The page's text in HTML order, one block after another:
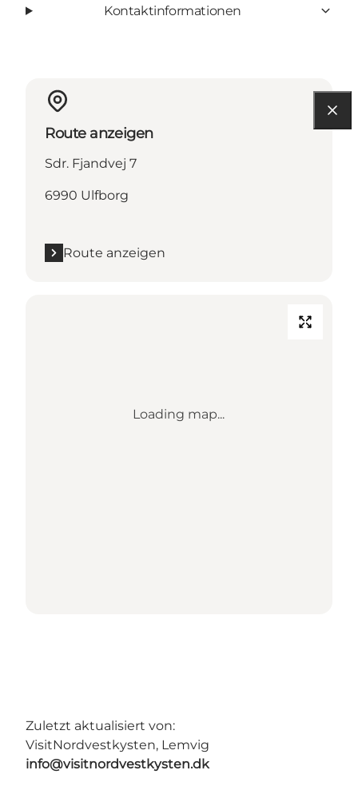
Kontaktinformationen
Route anzeigen
Sdr. Fjandvej 7
6990 Ulfborg
Route anzeigen
Loading map...
Zuletzt aktualisiert von:
VisitNordvestkysten, Lemvig
info@visitnordvestkysten.dk